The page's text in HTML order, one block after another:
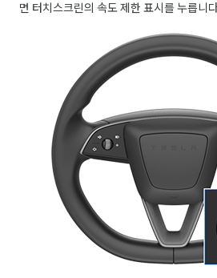
면 터치스크린의 속도 제한 표시를 누릅니